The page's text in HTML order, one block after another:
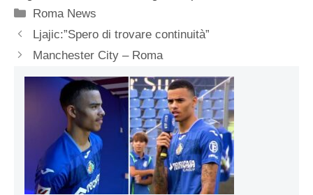
Categorie
Roma News
Ljajic:”Spero di trovare continuità”
Manchester City – Roma